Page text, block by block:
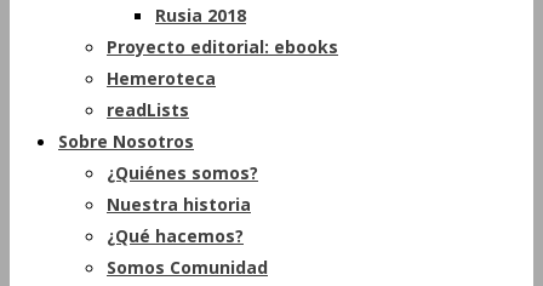
Rusia 2018
Proyecto editorial: ebooks
Hemeroteca
readLists
Sobre Nosotros
¿Quiénes somos?
Nuestra historia
¿Qué hacemos?
Somos Comunidad